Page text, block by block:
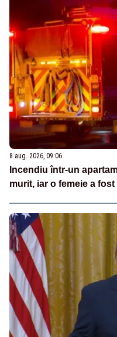
8 aug. 2026, 09:06
Incendiu într-un
murit, iar o femeie a